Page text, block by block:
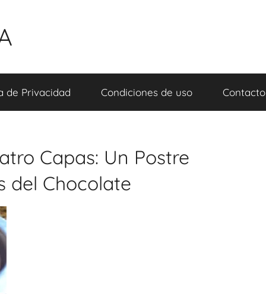
de Privacidad Condiciones de uso Contacto
Capas: Un Postre
del Chocolate